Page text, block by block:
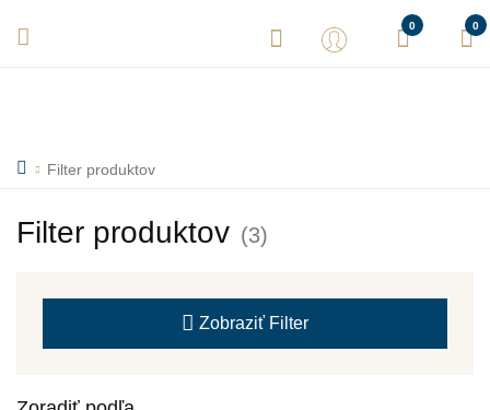
0 0
Filter produktov
Filter produktov (3)
Zobraziť Filter